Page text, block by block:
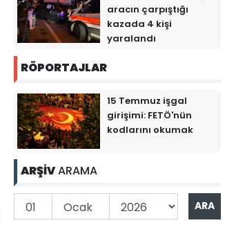
aracın çarpıştığı
kazada 4 kişi
yaralandı
RÖPORTAJLAR
15 Temmuz işgal
girişimi: FETÖ'nün
kodlarını okumak
ARŞİVARAMA